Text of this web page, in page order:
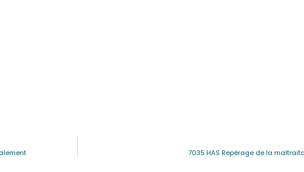
7035 HAS Repérage de la